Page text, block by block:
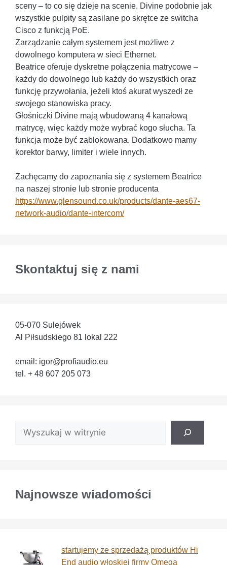
sceny – to co się dzieje na scenie. Divine podobnie jak
wszystkie pulpity są zasilane po skrętce ze switcha
Cisco z funkcją PoE.
Zarządzanie całym systemem jest możliwe z
dowolnego komputera w sieci Ethernet.
Beatrice oferuje dyskretne połączenia matrycowe –
każdy do dowolnego lub każdy do wszystkich oraz
funkcję przywołania, jeżeli ktoś akurat wyszedł ze
swojego stanowiska pracy.
Głośniczki Divine mają wbudowaną 4 kanałową
matrycę, więc każdy może wybrać kogo słucha. Ta
funkcja może być zablokowana. Dodatkowo mamy
korektor barwy, limiter i wiele innych.
Zachęcamy do zapoznania się z systemem Beatrice
na naszej stronie lub stronie producenta
https://www.glensound.co.uk/products/dante-aes67-
network-audio/dante-intercom/
Skontaktuj się z nami
05-070 Sulejówek
Al Piłsudskiego 81 lokal 222
email: igor@profiaudio.eu
tel. + 48 607 205 073
Najnowsze wiadomości
startujemy ze sprzedażą produktów Hi
End audio włoskiej firmy Omega